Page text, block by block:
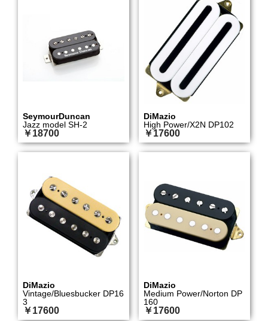
SeymourDuncan
Jazz model SH-2
￥18700
DiMazio
High Power/X2N DP102
￥17600
DiMazio
Vintage/Bluesbucker DP16
3
￥17600
DiMazio
Medium Power/Norton DP
160
￥17600